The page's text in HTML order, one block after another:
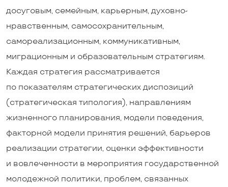
досуговым, семейным, карьерным, духовно-
нравственным, самосохранительным,
самореализационным, коммуникативным,
миграционным и образовательным стратегиям.
Каждая стратегия рассматривается
по показателям стратегических диспозиций
(стратегическая типология), направлениям
жизненного планирования, модели поведения,
факторной модели принятия решений, барьеров
реализации стратегии, оценки эффективности
и вовлеченности в мероприятия государственной
молодежной политики, проблем, связанных